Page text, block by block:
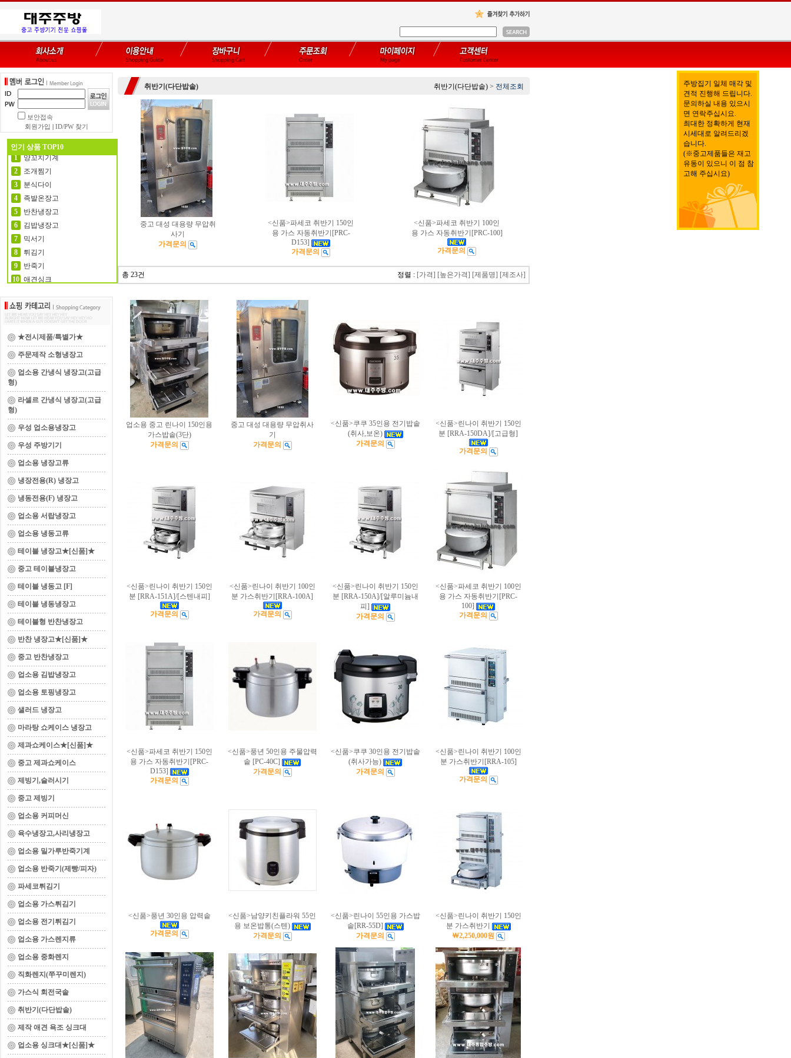
보안접속
회원가입
ID/PW 찾기
인기 상품 TOP10
1
양꼬치기계
2
조개찜기
3
분식다이
4
족발온장고
5
반찬냉장고
6
김밥냉장고
7
믹서기
8
튀김기
9
반죽기
10 애견싱크
★전시제품/특별가★
주문제작 소형냉장고
업소용 간냉식 냉장고(고급
형)
라셀르 간냉식 냉장고(고급
형)
우성 업소용냉장고
우성 주방기기
업소용 냉장고류
냉장전용(R) 냉장고
냉동전용(F) 냉장고
업소용 서랍냉장고
업소용 냉동고류
테이블 냉장고★[신품]★
중고 테이블냉장고
테이블 냉동고 [F]
테이블 냉동냉장고
테이블형 반찬냉장고
반찬 냉장고★[신품]★
중고 반찬냉장고
업소용 김밥냉장고
업소용 토핑냉장고
샐러드 냉장고
마라탕 쇼케이스 냉장고
제과쇼케이스★[신품]★
중고 제과쇼케이스
제빙기,슬러시기
중고 제빙기
업소용 커피머신
육수냉장고,사리냉장고
업소용 밀가루반죽기계
업소용 반죽기(제빵/피자)
파세코튀김기
업소용 가스튀김기
업소용 전기튀김기
업소용 가스렌지류
업소용 중화렌지
직화렌지(쭈꾸미렌지)
가스식 회전국솥
취반기(다단밥솥)
제작 애견 욕조 싱크대
업소용 싱크대★[신품]★
취반기(다단밥솥) 취반기(다단밥솥) > 전체조회
중고 대성 대용량 무압취
사기
가격문의
<신품>파세코 취반기 150인
용 가스 자동취반기[PRC-
D153]
가격문의
<신품>파세코 취반기 100인
용 가스 자동취반기[PRC-100]
가격문의
총 23건 정렬 : [가격] [높은가격] [제품명] [제조사]
업소용 중고 린나이 150인용
가스밥솥(3단)
가격문의
중고 대성 대용량 무압취사
기
가격문의
<신품>쿠쿠 35인용 전기밥솥
(취사,보온)
가격문의
<신품>린나이 취반기 150인
분 [RRA-150DA]/[고급형]
가격문의
<신품>린나이 취반기 150인
분 [RRA-151A]/[스텐내피]
가격문의
<신품>린나이 취반기 100인
분 가스취반기[RRA-100A]
가격문의
<신품>린나이 취반기 150인
분 [RRA-150A]/[알루미늄내
피]
가격문의
<신품>파세코 취반기 100인
용 가스 자동취반기[PRC-
100]
가격문의
<신품>파세코 취반기 150인
용 가스 자동취반기[PRC-
D153]
가격문의
<신품>풍년 50인용 주물압력
솥 [PC-40C]
가격문의
<신품>쿠쿠 30인용 전기밥솥
(취사가능)
가격문의
<신품>린나이 취반기 100인
분 가스취반기[RRA-105]
가격문의
<신품>풍년 30인용 압력솥
가격문의
<신품>남양키친플라워 55인
용 보온밥통(스텐)
가격문의
<신품>린나이 55인용 가스밥
솥[RR-55D]
가격문의
<신품>린나이 취반기 150인
분 가스취반기
￦2,250,000원
주방집기 일체 매각 및
견적 진행해 드립니다.
문의하실 내용 있으시
면 연락주십시요.
최대한 정확하게 현재
시세대로 알려드리겠
습니다.
(※중고제품들은 재고
유동이 있으니 이 점 참
고해 주십시요)